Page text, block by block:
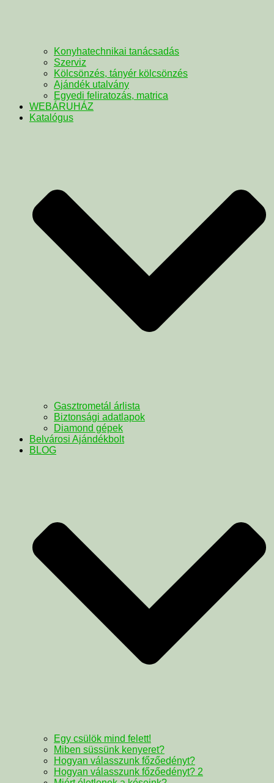
Konyhatechnikai tanácsadás
Szerviz
Kölcsönzés, tányér kölcsönzés
Ajándék utalvány
Egyedi feliratozás, matrica
WEBÁRUHÁZ
Katalógus
Gasztrometál árlista
Biztonsági adatlapok
Diamond gépek
Belvárosi Ajándékbolt
BLOG
Egy csülök mind felett!
Miben süssünk kenyeret?
Hogyan válasszunk főzőedényt?
Hogyan válasszunk főzőedényt? 2